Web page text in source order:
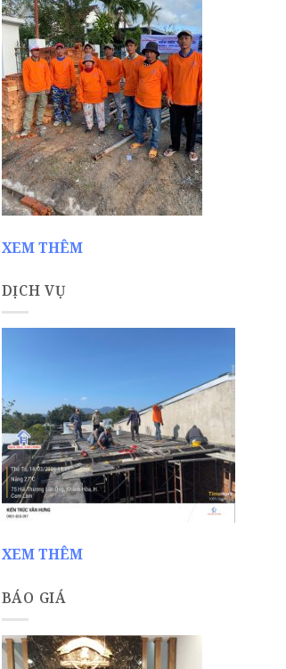
XEM THÊM
DỊCH VỤ
XEM THÊM
BÁO GIÁ